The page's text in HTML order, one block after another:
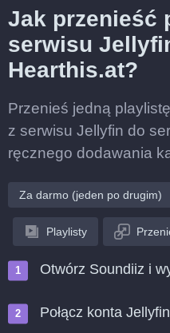
Jak przenieść
serwisu
Hearthis.at?
Przenieś jedną
z serwisu Jellyfin do
ręcznego dodawania
Za darmo (jeden po drugim)
Playlisty
Otwórz Soundiiz i
Połącz konta